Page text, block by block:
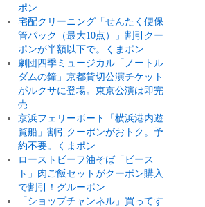
ポン
宅配クリーニング「せんたく便保
管パック（最大10点）」割引クー
ポンが半額以下で。くまポン
劇団四季ミュージカル「ノートル
ダムの鐘」京都貸切公演チケット
がルクサに登場。東京公演は即完
売
京浜フェリーボート「横浜港内遊
覧船」割引クーポンがおトク。予
約不要。くまポン
ローストビーフ油そば「ビース
ト」肉ご飯セットがクーポン購入
で割引！グルーポン
「ショップチャンネル」買ってす